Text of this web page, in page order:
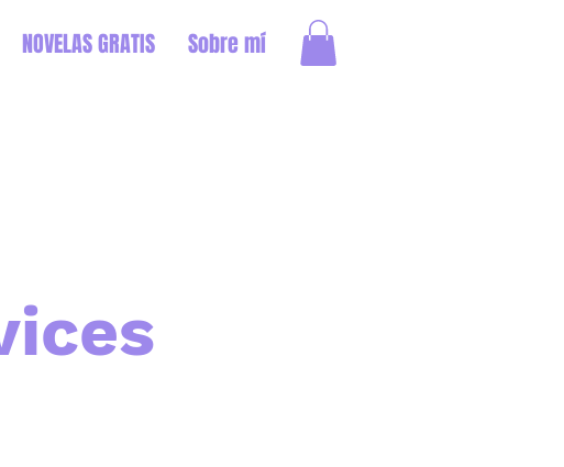
NOVELAS GRATIS Sobre mí